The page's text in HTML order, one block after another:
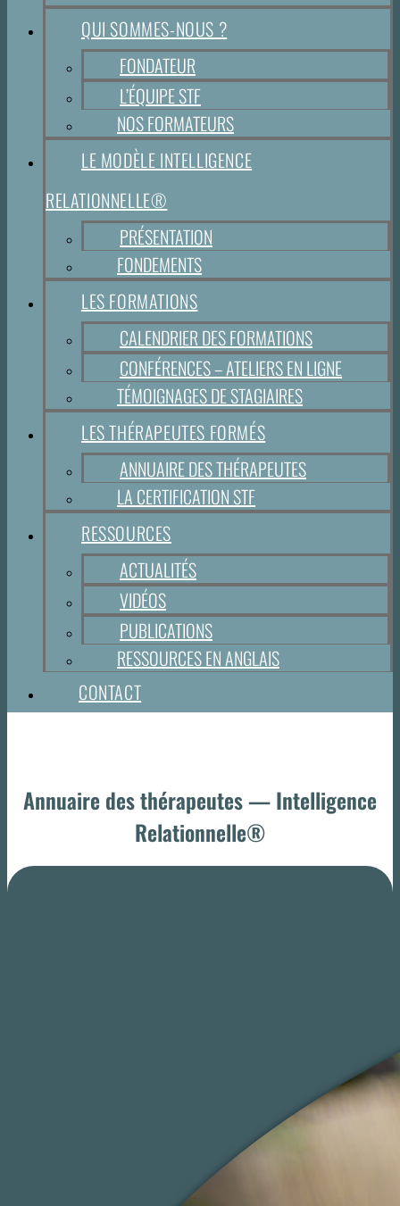
QUI SOMMES-NOUS ?
FONDATEUR
L’ÉQUIPE STF
NOS FORMATEURS
LE MODÈLE INTELLIGENCE
RELATIONNELLE®
PRÉSENTATION
FONDEMENTS
LES FORMATIONS
CALENDRIER DES FORMATIONS
CONFÉRENCES – ATELIERS EN LIGNE
TÉMOIGNAGES DE STAGIAIRES
LES THÉRAPEUTES FORMÉS
ANNUAIRE DES THÉRAPEUTES
LA CERTIFICATION STF
RESSOURCES
ACTUALITÉS
VIDÉOS
PUBLICATIONS
RESSOURCES EN ANGLAIS
CONTACT
Annuaire des thérapeutes — Intelligence
Relationnelle®